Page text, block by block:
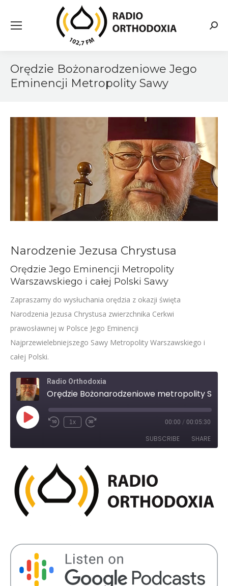
Orędzie Bożonarodzeniowe Jego
Eminencji Metropolity Sawy
Narodzenie Jezusa Chrystusa
Orędzie Jego Eminencji Metropolity
Warszawskiego i całej Polski Sawy
Zapraszamy do wysłuchania orędzia z okazji święta
Narodzenia Jezusa Chrystusa zwierzchnika Cerkwi
prawosławnej w Polsce Jego Eminencji
Najprzewielebniejszego Sawy Metropolity Warszawskiego i
całej Polski.
Radio Orthodoxia
Play
EpisodeRewind
1x
Fast
seconds
00:00 / 00:05:30
SUBSCRIBE SHARE
RSS FEED
SHARE
LINK
EMBED